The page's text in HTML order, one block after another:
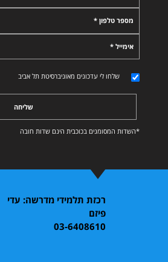
מספר טלפון *
אימייל *
שלחו לי עדכונים מאוניברסיטת תל אביב
שליחה
*השדות המסומנים בכוכבית הינם שדות חובה
רכזת תלמידי מדרשה: עדי
פיזם
03-6408610